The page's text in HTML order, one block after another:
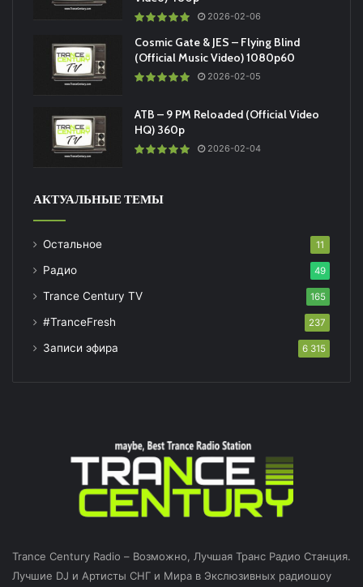
2026-02-06
Cosmic Gate & JES – Flying Blind
(Official Music Video) 1080p60
2026-02-05
ATB – 9 PM Reloaded (Official Video
HQ) 360p
2026-02-04
АКТУАЛЬНЫЕ ТЕМЫ
Остальное 11
Радио 49
Trance Century TV 165
#TranceFresh 237
Записи эфира 6 315
Trance Century Radio – Возможно, Лучшая Транс Радио Станция.
Лучшие DJ и Артисты СНГ и Мира в Экслюзивных радиошоу